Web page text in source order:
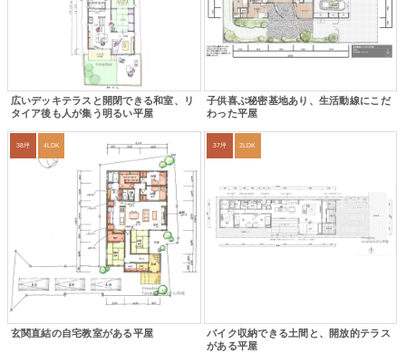
広いデッキテラスと開閉できる和室、リ
タイア後も人が集う明るい平屋
子供喜ぶ秘密基地あり、生活動線にこだ
わった平屋
38坪 4LDK
玄関直結の自宅教室がある平屋
37坪 2LDK
バイク収納できる土間と、開放的テラス
がある平屋